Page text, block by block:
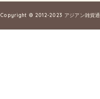
Copyright © 2012-2023 アジアン雑貨